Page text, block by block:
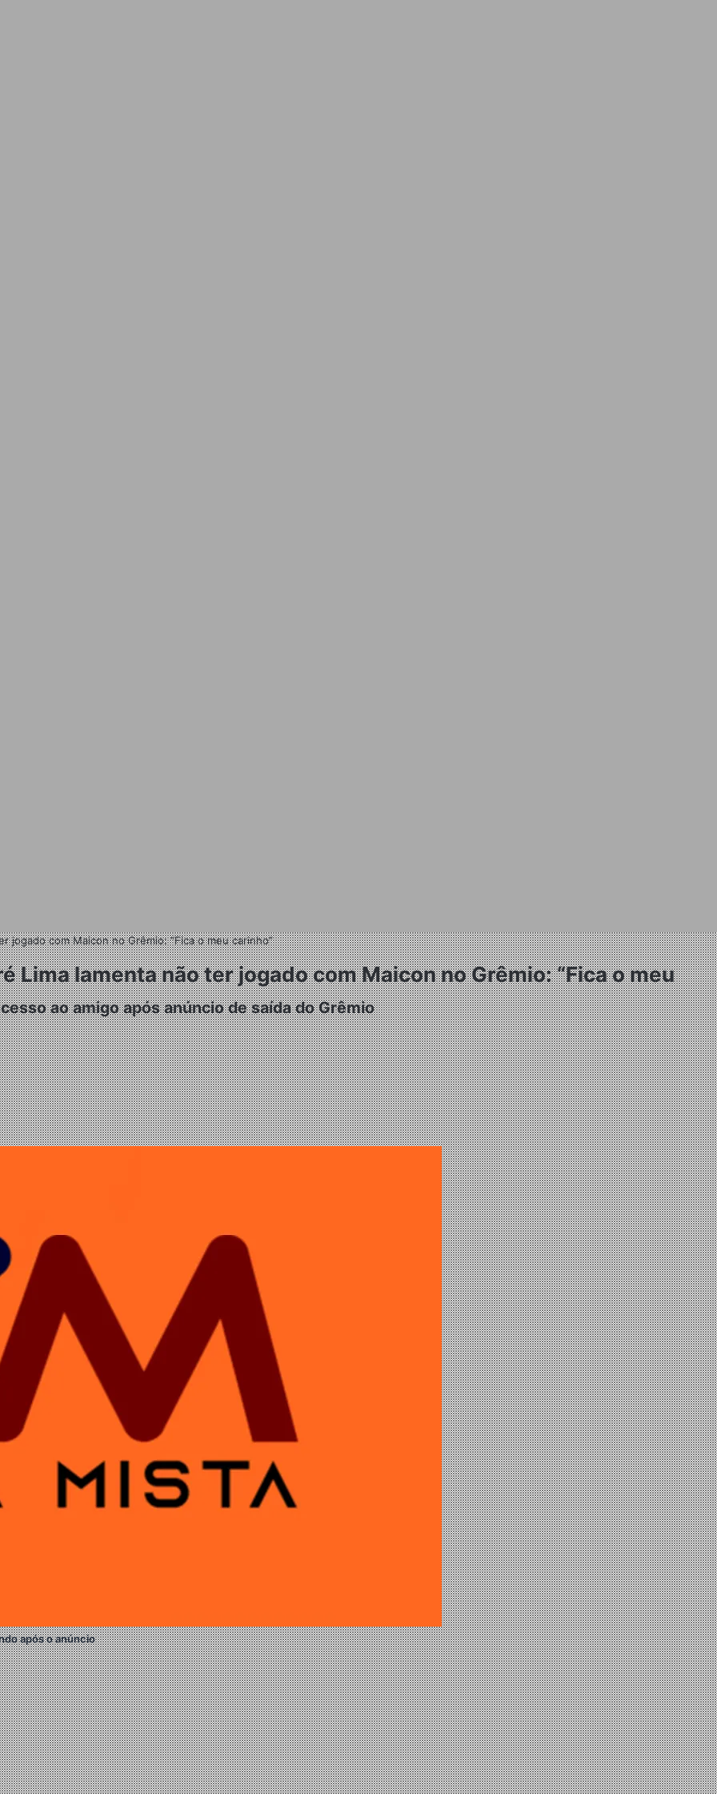
jogado com Maicon no Grêmio: “Fica o meu carinho”
Lima lamenta não ter jogado com Maicon no Grêmio: “Fica o meu
ao amigo após anúncio de saída do Grêmio
após o anúncio